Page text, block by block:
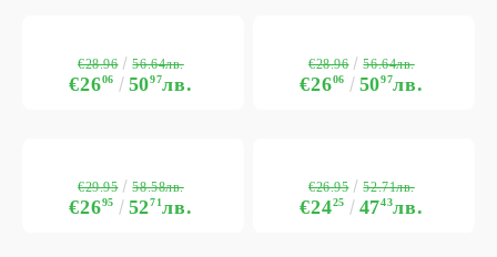
€2606 5097лв.
€28.96 56.64лв.
€2606 5097лв.
€28.96 56.64лв.
€2695 5271лв.
€29.95 58.58лв.
€2425 4743лв.
€26.95 52.71лв.